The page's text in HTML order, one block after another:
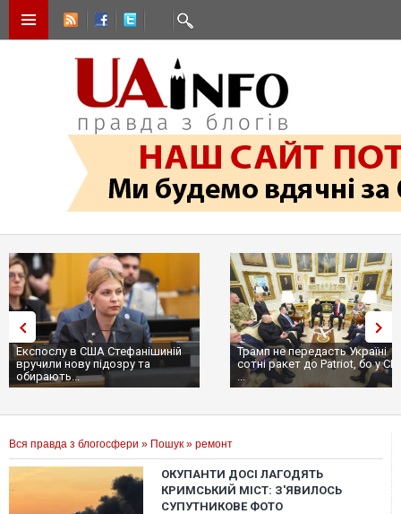
Експослу в США Стефанішиній
вручили нову підозру та
обирають...
Трамп не передасть Україні
сотні ракет до Patriot, бо у
...
Вся правда з блогосфери » Пошук » ремонт
ОКУПАНТИ ДОСІ ЛАГОДЯТЬ
КРИМСЬКИЙ МІСТ: З'ЯВИЛОСЬ
СУПУТНИКОВЕ ФОТО